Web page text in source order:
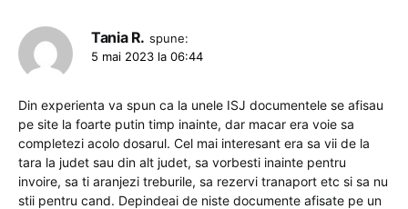
Tania R. spune:
5 mai 2023 la 06:44
Din experienta va spun ca la unele ISJ documentele se afisau
pe site la foarte putin timp inainte, dar macar era voie sa
completezi acolo dosarul. Cel mai interesant era sa vii de la
tara la judet sau din alt judet, sa vorbesti inainte pentru
invoire, sa ti aranjezi treburile, sa rezervi tranaport etc si sa nu
stii pentru cand. Depindeai de niste documente afisate pe un